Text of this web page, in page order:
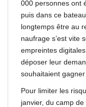
000 personnes ont
puis dans ce
longtemps être au
naufrage s’est vite
empreintes
déposer leur
souhaitaient gagner
Pour limiter les
janvier, du camp